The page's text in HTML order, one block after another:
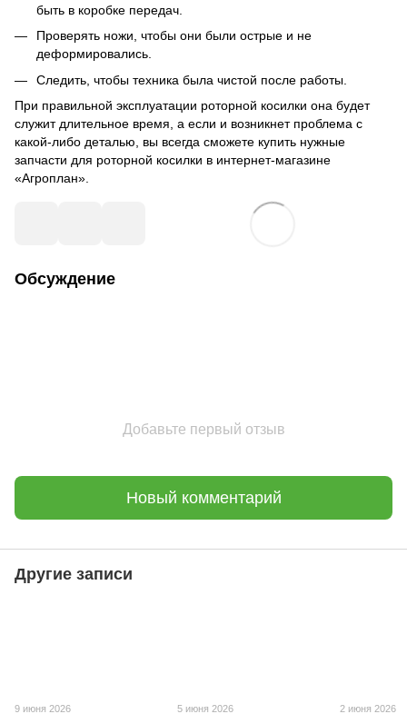
быть в коробке передач.
Проверять ножи, чтобы они были острые и не
деформировались.
Следить, чтобы техника была чистой после работы.
При правильной эксплуатации роторной косилки она будет
служит длительное время, а если и возникнет проблема с
какой-либо деталью, вы всегда сможете купить нужные
запчасти для роторной косилки в интернет-магазине
«Агроплан».
Обсуждение
Добавьте первый отзыв
Новый комментарий
Другие записи
9 июня 2026 5 июня 2026 2 июня 2026